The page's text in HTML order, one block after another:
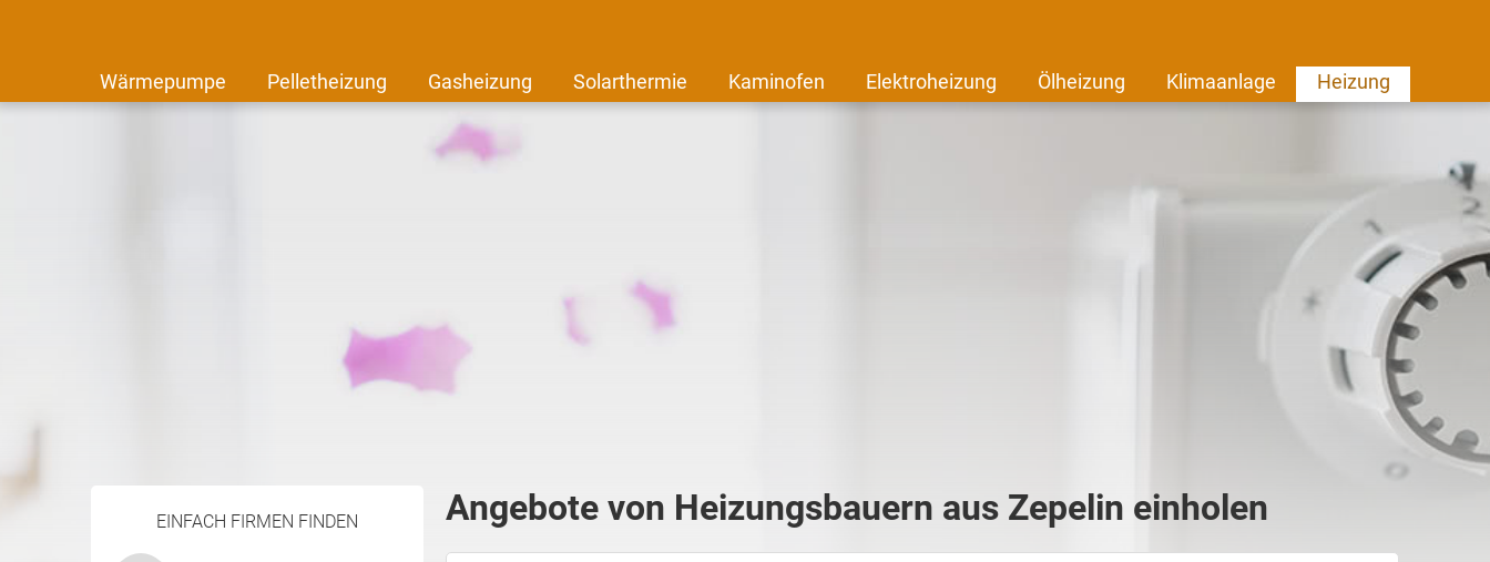
Wärmepumpe Pelletheizung Gasheizung Solarthermie Kaminofen Elektroheizung Ölheizung Klimaanlage Heizung
EINFACH FIRMEN FINDEN Angebote von Heizungsbauern aus Zepelin einholen